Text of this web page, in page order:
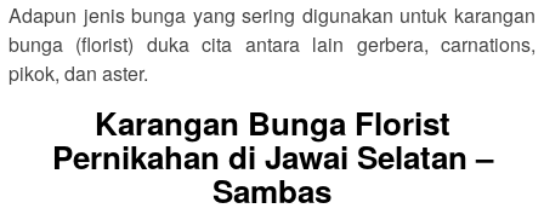
Adapun jenis bunga yang sering digunakan untuk karangan
bunga (florist) duka cita antara lain gerbera, carnations,
pikok, dan aster.
Karangan Bunga Florist
Pernikahan di Jawai Selatan –
Sambas